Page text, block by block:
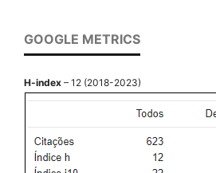
GOOGLE METRICS
H-index – 12 (2018-2023)